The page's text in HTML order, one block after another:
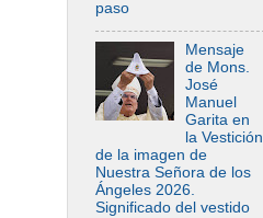
paso
Mensaje
de Mons.
José
Manuel
Garita en
la Vestición
de la imagen de
Nuestra Señora de los
Ángeles 2026.
Significado del vestido